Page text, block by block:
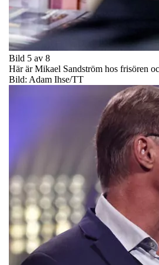
Bild 5 av 8
Här är Mikael Sandström hos frisören
Bild: Adam Ihse/TT